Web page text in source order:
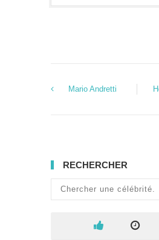
Mario Andretti
RECHERCHER